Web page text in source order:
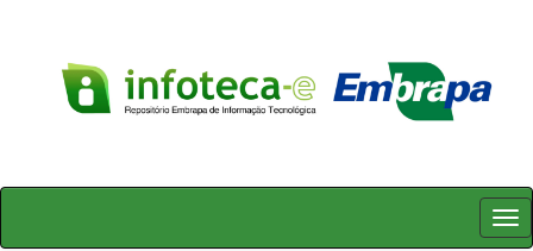
Skip